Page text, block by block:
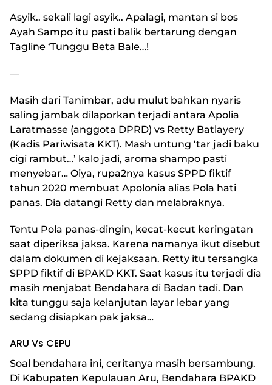
Asyik.. sekali lagi asyik.. Apalagi, mantan si bos
Ayah Sampo itu pasti balik bertarung dengan
Tagline ‘Tunggu Beta Bale…!
—
Masih dari Tanimbar, adu mulut bahkan nyaris
saling jambak dilaporkan terjadi antara Apolia
Laratmasse (anggota DPRD) vs Retty Batlayery
(Kadis Pariwisata KKT). Mash untung ‘tar jadi baku
cigi rambut…’ kalo jadi, aroma shampo pasti
menyebar… Oiya, rupa2nya kasus SPPD fiktif
tahun 2020 membuat Apolonia alias Pola hati
panas. Dia datangi Retty dan melabraknya.
Tentu Pola panas-dingin, kecat-kecut keringatan
saat diperiksa jaksa. Karena namanya ikut disebut
dalam dokumen di kejaksaan. Retty itu tersangka
SPPD fiktif di BPAKD KKT. Saat kasus itu terjadi dia
masih menjabat Bendahara di Badan tadi. Dan
kita tunggu saja kelanjutan layar lebar yang
sedang disiapkan pak jaksa…
ARU Vs CEPU
Soal bendahara ini, ceritanya masih bersambung.
Di Kabupaten Kepulauan Aru, Bendahara BPAKD